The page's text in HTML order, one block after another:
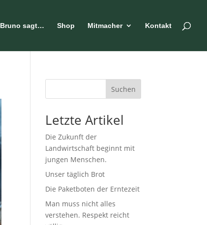
Bruno sagt… Shop Mitmacher Kontakt
Suchen
Letzte Artikel
Die Zukunft der
Landwirtschaft beginnt mit
jungen Menschen.
Unser täglich Brot
Die Paketboten der Erntezeit
Man muss nicht alles
verstehen. Respekt reicht